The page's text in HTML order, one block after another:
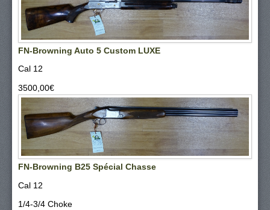
FN-Browning Auto 5 Custom LUXE
Cal 12
3500,00‎€
FN-Browning B25 Spécial Chasse
Cal 12
1/4-3/4 Choke